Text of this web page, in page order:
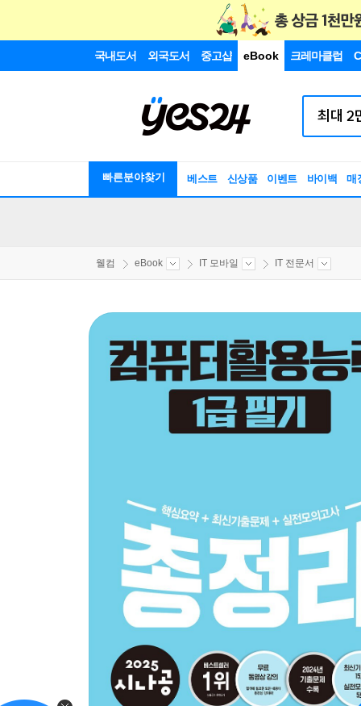
국내도서 외국도서 중고샵 eBook 크레마클럽
빠른분야찾기 베스트 신상품 이벤트 바이백 매
웰컴 eBook IT 모바일 IT 전문서